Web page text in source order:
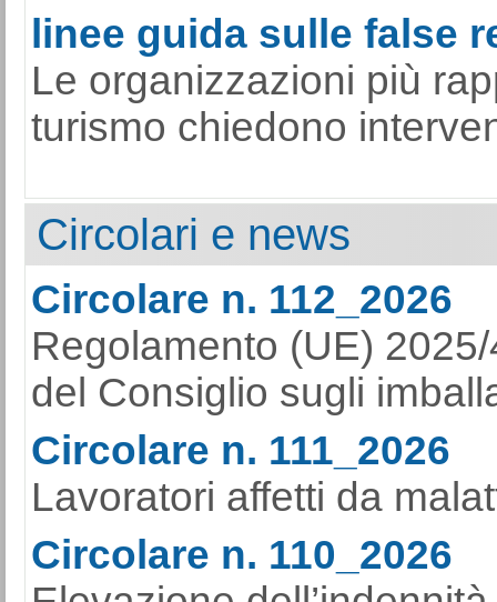
linee guida sulle false
Le organizzazioni più
turismo chiedono
Circolari e news
Circolare n. 112_2026
Regolamento (UE)
del Consiglio sugli
Circolare n. 111_2026
Lavoratori affetti da
Circolare n. 110_2026